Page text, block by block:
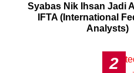
Syabas Nik Ihsan Jadi
IFTA (International
Analysts)
2